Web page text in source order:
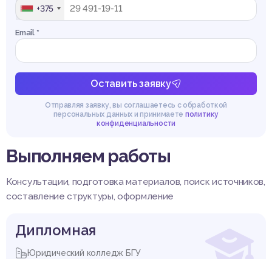
+375
Email *
Оставить заявку
Отправляя заявку, вы соглашаетесь с обработкой
персональных данных и принимаете политику
конфиденциальности
Выполняем работы
Консультации, подготовка материалов, поиск источников,
составление структуры, оформление
Дипломная
Юридический колледж БГУ